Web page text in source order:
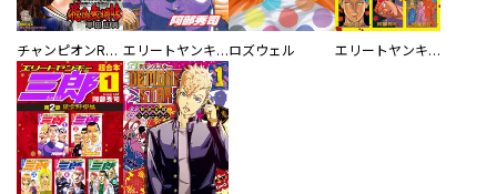
チャンピオンRED エリートヤンキー三郎 第２部 風雲野望編ロズウェル エリートヤンキー三郎 超合本版